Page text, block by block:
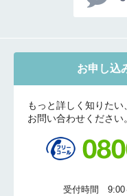
お申し込
もっと詳しく知りた
お問い合わせください。
受付時間 9:00